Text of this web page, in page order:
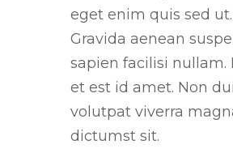
eget enim quis sed
Gravida aenean
sapien facilisi
et est id amet. Non
volutpat viverra
dictumst sit.